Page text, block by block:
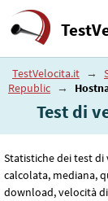
TestVelocita.it →
Republic →
Test di
Statistiche dei test
calcolata, mediana,
download, velocità